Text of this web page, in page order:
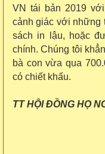
VN tái bản 2019
cảnh giác với những
sách in lậu, hoặc
chính. Chúng tôi
bà con vừa qua
có chiết khấu.
TT HỘI ĐỒNG HỌ